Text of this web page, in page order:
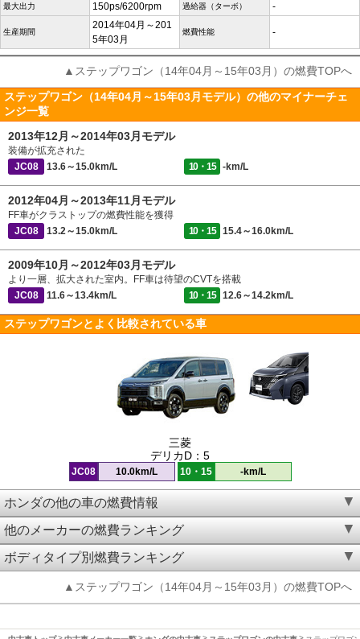
最大出力 150ps/6200rpm 過給器（ターボ） -
生産期間
2014年04月～201
5年03月
燃費性能 -
▲ステップワゴン（14年04月～15年03月）の燃費TOPへ
ステップワゴン（14年04月～15年03月モデル）の他のマイナーチェ
ンジ一覧
2013年12月～2014年03月モデル
装備が拡充された
JC08
13.6～15.0km/L 10・15 -km/L
2012年04月～2013年11月モデル
FF車がクラストップの燃費性能を獲得
JC08
13.2～15.0km/L 10・15 15.4～16.0km/L
2009年10月～2012年03月モデル
より一層、拡大された室内。FF車は待望のCVTを搭載
JC08
11.6～13.4km/L 10・15 12.6～14.2km/L
ステップワゴンとよく比較されている車
三菱
デリカD：5
JC08 10.0km/L 10・15 -km/L
ホンダの他の車の燃費情報
他のメーカーの燃費ランキング
ボディタイプ別燃費ランキング
▲ステップワゴン（14年04月～15年03月）の燃費TOPへ